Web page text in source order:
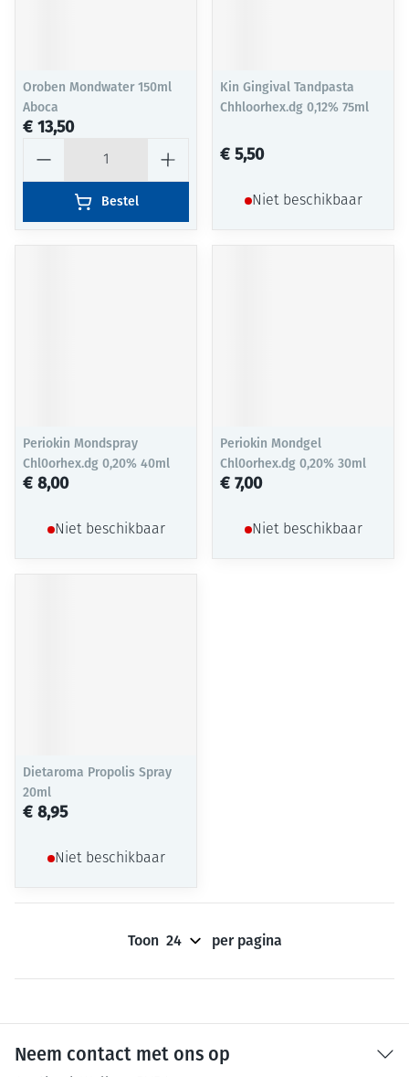
Oroben Mondwater 150ml
Aboca
€ 13,50
Bestel
Kin Gingival Tandpasta
Chhloorhex.dg 0,12% 75ml
€ 5,50
Niet beschikbaar
Periokin Mondspray
Chl0orhex.dg 0,20% 40ml
€ 8,00
Niet beschikbaar
Periokin Mondgel
Chl0orhex.dg 0,20% 30ml
€ 7,00
Niet beschikbaar
Dietaroma Propolis Spray
20ml
€ 8,95
Niet beschikbaar
Toon per pagina
Neem contact met ons op